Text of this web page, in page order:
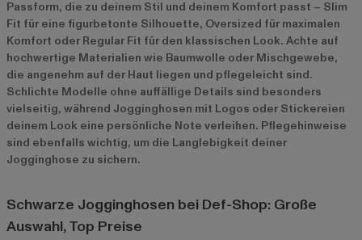
Passform, die zu deinem Stil und deinem Komfort passt – Slim
Fit für eine figurbetonte Silhouette, Oversized für maximalen
Komfort oder Regular Fit für den klassischen Look. Achte auf
hochwertige Materialien wie Baumwolle oder Mischgewebe,
die angenehm auf der Haut liegen und pflegeleicht sind.
Schlichte Modelle ohne auffällige Details sind besonders
vielseitig, während Jogginghosen mit Logos oder Stickereien
deinem Look eine persönliche Note verleihen. Pflegehinweise
sind ebenfalls wichtig, um die Langlebigkeit deiner
Jogginghose zu sichern.
Schwarze Jogginghosen bei Def-Shop: Große
Auswahl, Top Preise